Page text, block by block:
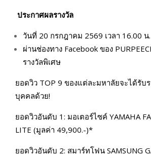
ประกาศผลรางวัล
วันที่ 20 กรกฎาคม 2569 เวลา 16.00 น.
ผ่านช่องทาง Facebook ของ
รางวัลพิเศษ
ยอดวิว TOP 9 ของแต่ละมหาลัยจะได้รับ
บุคคลด้วย!
ยอดวิวอันดับ 1: มอเตอร์ไซค์ YAMAHA
LITE (มูลค่า 49,900.-)*
ยอดวิวอันดับ 2: สมาร์ทโฟน SAMSUNG